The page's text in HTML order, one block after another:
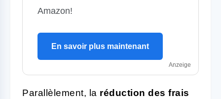
Amazon!
En savoir plus maintenant
Anzeige
Parallèlement, la réduction des frais